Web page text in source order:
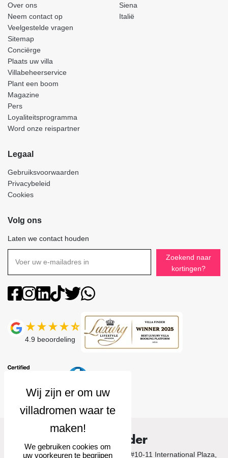
Over ons
Neem contact op
Veelgestelde vragen
Sitemap
Conciërge
Plaats uw villa
Villabeheerservice
Plant een boom
Magazine
Pers
Loyaliteitsprogramma
Word onze reispartner
Siena
Italië
Legaal
Gebruiksvoorwaarden
Privacybeleid
Cookies
Volg ons
Laten we contact houden
Zoekend naar
kortingen?
4.9 beoordeling
Villa Finder
© 2026 Villa Finder. 10 Anson Road, #10-11 International Plaza,
We gebruiken cookies om
uw voorkeuren te begrijpen